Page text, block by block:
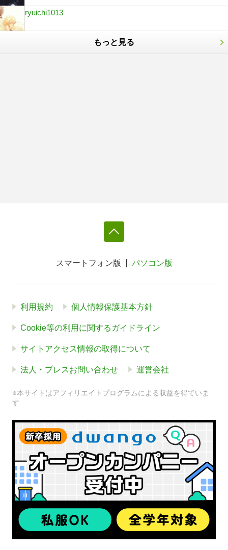
ryuichi1013
もっと見る
スマートフォン版 パソコン版
利用規約 個人情報保護基本方針
Cookie等の利用に関するガイドライン
サイトアクセス情報の取得について
法人・プレスお問い合わせ 運営会社
※本サイトはアフィリエイトプログラムによる収益を得ていま
す